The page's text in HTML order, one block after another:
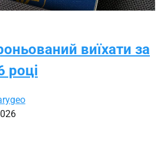
виїхати за
році